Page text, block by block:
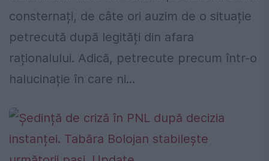
consternați, de câte ori auzim de o situație
petrecută după legități din afara
raționalului. Adică, petrecute precum într-o
halucinație în care ni...